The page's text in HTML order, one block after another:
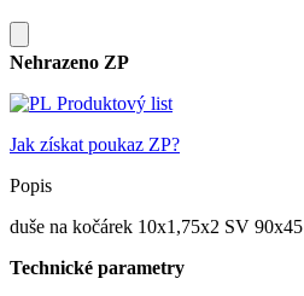
Nehrazeno ZP
Produktový list
Jak získat poukaz ZP?
Popis
duše na kočárek 10x1,75x2 SV 90x45
Technické parametry